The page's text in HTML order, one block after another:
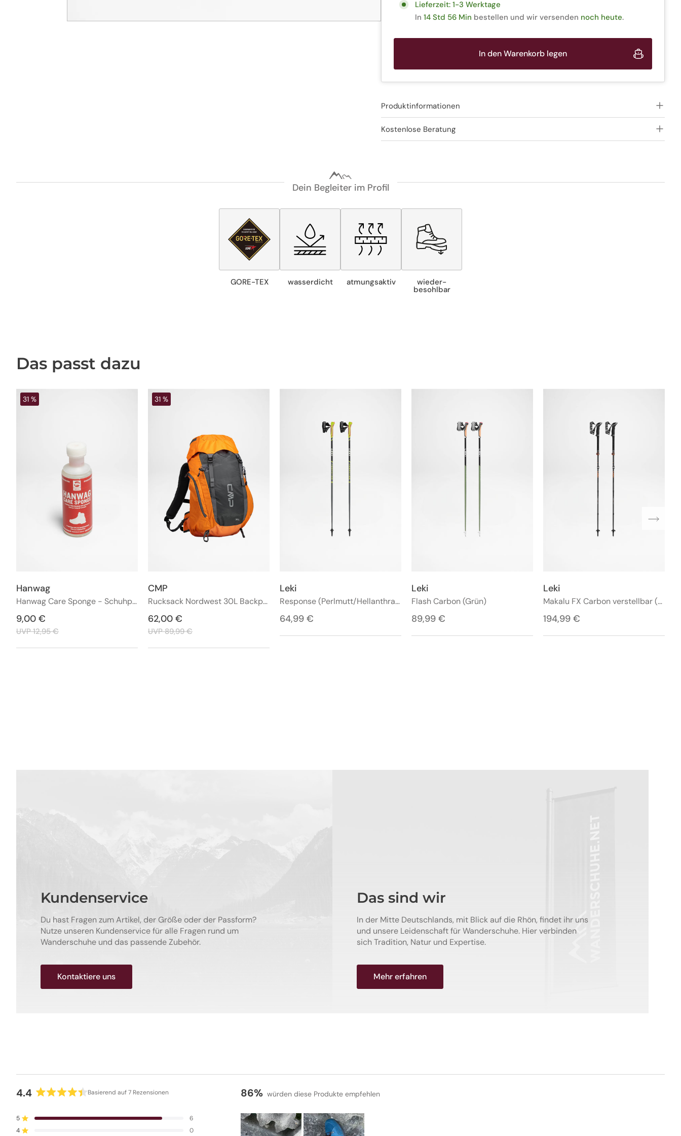
Lieferzeit: 1-3 Werktage
In 14 Std 56 Min bestellen und wir versenden noch heute.
In den Warenkorb legen
Produktinformationen
Kostenlose Beratung
Dein Begleiter im Profil
GORE-TEX wasserdicht atmungsaktiv wieder­
besohlbar
Das passt dazu
Anbieter:
Hanwag
Hanwag Care Sponge - Schuhpflege
Verkaufspreis
9,00 €
Regulärer
Preis
UVP 12,95 €
31 %
Anbieter:
CMP
Rucksack Nordwest 30L Backpack (Red Orange/Anthrazit)
Verkaufspreis
62,00 €
Regulärer
Preis
UVP 89,99 €
31 %
Anbieter:
Leki
Response (Perlmutt/Hellanthrazit/Neonrot)
Regulärer
64,99 €
Anbieter:
Leki
Flash Carbon (Grün)
Regulärer
89,99 €
Anbieter:
Leki
Makalu FX Carbon verstellbar (Schwarz)
Regulärer
194,99 €
Kundenservice
Du hast Fragen zum Artikel, der Größe oder der Passform?
Nutze unseren Kundenservice für alle Fragen rund um
Wanderschuhe und das passende Zubehör.
Kontaktiere uns
Das sind wir
In der Mitte Deutschlands, mit Blick auf die Rhön, findet ihr uns
und unsere Leidenschaft für Wanderschuhe. Hier verbinden
sich Tradition, Natur und Expertise.
Mehr erfahren
4.4
von
Basierend auf 7 Rezensionen
5 Mit von 5 Sternen bewertet 6
4 Mit von 5 Sternen bewertet 0
86% würden diese Produkte empfehlen